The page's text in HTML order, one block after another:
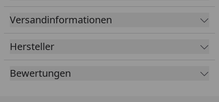
passgenau anstelle des Serienteils. Das Kettenrad ist
in der Farbe Schwarz ansprechend gestaltet und
saubere Verarbeitung sorgt für gleichmäßigen
Verschleiß und eine lange Standzeit des gesamten
Antriebs. Supersprox zählt weltweit zu den
Versandinformationen
Hersteller
Bewertungen